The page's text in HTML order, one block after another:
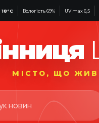
18°C Вологість 69% UV max 6,5
МІСТО, ЩО